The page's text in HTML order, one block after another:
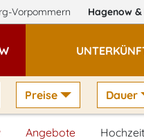
Vorpommern Hagenow &
Preise Dauer
Angebote